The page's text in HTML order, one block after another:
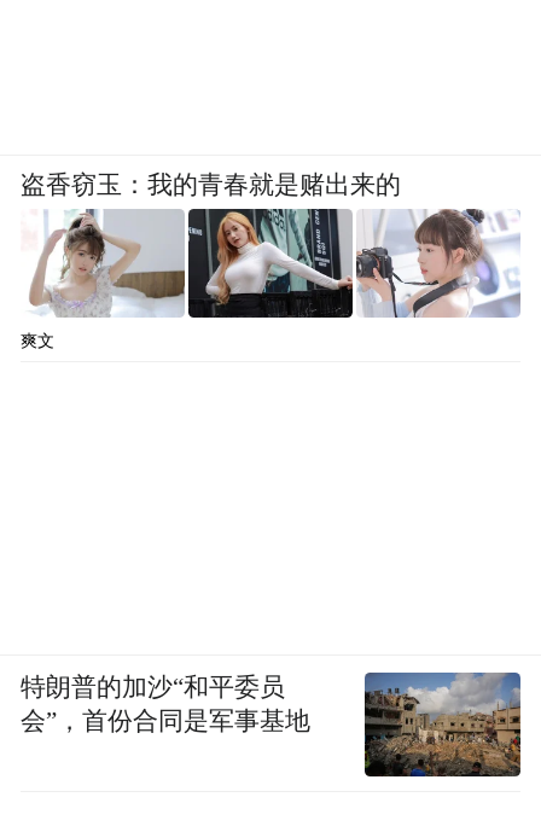
盗香窃玉：我的青春就是赌出来的
爽文
特朗普的加沙“和平委员
会”，首份合同是军事基地